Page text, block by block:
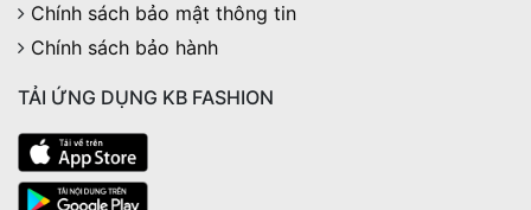
Chính sách bảo mật thông tin
Chính sách bảo hành
TẢI ỨNG DỤNG KB FASHION